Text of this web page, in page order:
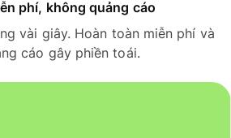
phí, không quảng cáo
vài giây. Hoàn toàn miễn phí và
cáo gây phiền toái.